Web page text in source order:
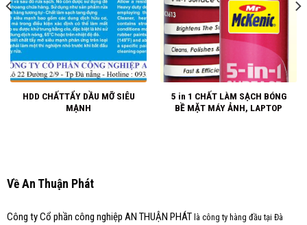
HDD CHẤTTẨY DẦU MỠ SIÊU
MẠNH
5 in 1 CHẤT LÀM SẠCH BÓNG
BỀ MẶT MÁY ẢNH, LAPTOP
Về An Thuận Phát
Công ty Cổ phần công nghiệp AN THUẬN PHÁTlà công ty hàng đầu tại Đà